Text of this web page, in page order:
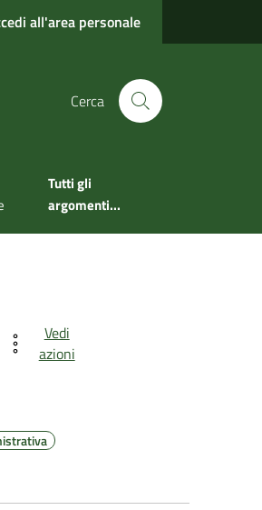
all'area personale
Cerca
Tutti gli
argomenti...
Vedi
azioni